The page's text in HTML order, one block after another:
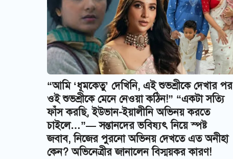
“আমি ‘ধূমকেতু’ দেখিনি, এই শুভশ্রীকে দেখার পর
ওই শুভশ্রীকে মেনে নেওয়া কঠিন!” “একটা সত্যি
ফাঁস করছি, ইউভান-ইয়ালীনি অভিনয় করতে
চাইলে…”— সন্তানদের ভবিষ্যৎ নিয়ে স্পষ্ট
জবাব, নিজের পুরনো অভিনয় দেখতে এত অনীহা
কেন? অভিনেত্রীর জানালেন বিস্ময়কর কারণ!